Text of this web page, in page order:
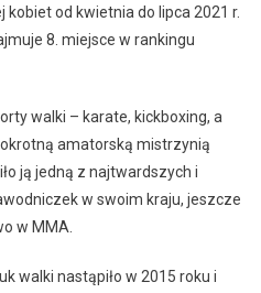
od kwietnia do lipca 2021 r.
8. miejsce w rankingu
walki – karate, kickboxing, a
amatorską mistrzynią
ją jedną z najtwardszych i
w swoim kraju, jeszcze
w MMA.
walki nastąpiło w 2015 roku i